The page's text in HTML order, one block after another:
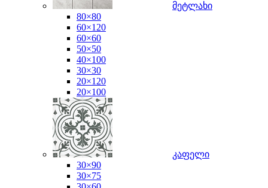
მეტლახი
80×80
60×120
60×60
50×50
40×100
30×30
20×120
20×100
კაფელი
30×90
30×75